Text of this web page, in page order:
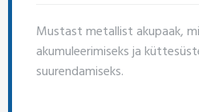
Mustast metallist akupaak,
akumuleerimiseks ja
suurendamiseks.